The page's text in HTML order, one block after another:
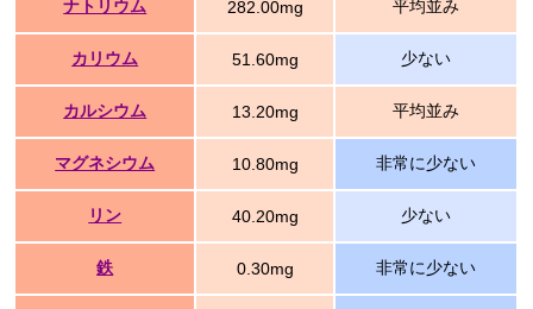
ナトリウム 282.00mg 平均並み
カリウム 51.60mg 少ない
カルシウム 13.20mg 平均並み
マグネシウム 10.80mg 非常に少ない
リン 40.20mg 少ない
鉄 0.30mg 非常に少ない